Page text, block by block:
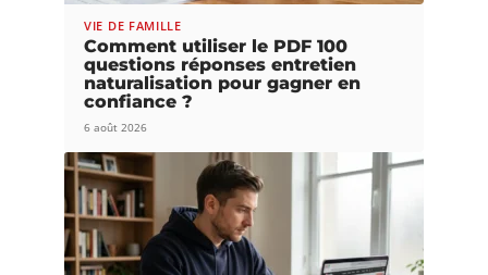
VIE DE FAMILLE
Comment utiliser le PDF 100
questions réponses entretien
naturalisation pour gagner en
confiance ?
6 août 2026